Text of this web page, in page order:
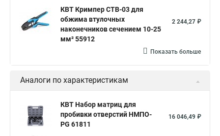
КВТ Кримпер CTB-03 для
обжима втулочных
наконечников сечением 10-25
мм² 55912
2 244,27 ₽
Показать больше
Аналоги по характеристикам
КВТ Набор матриц для
пробивки отверстий НМПО-
PG 61811
16 046,49 ₽